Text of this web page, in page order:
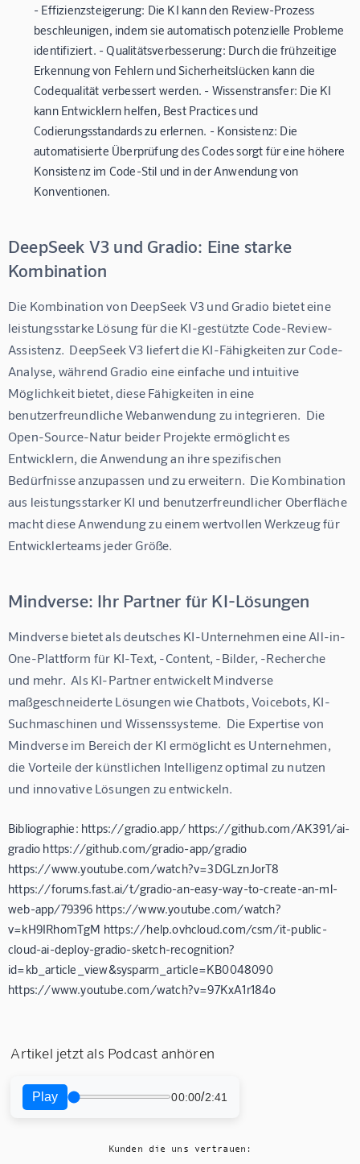
- Effizienzsteigerung: Die KI kann den Review-Prozess
beschleunigen, indem sie automatisch potenzielle Probleme
identifiziert. - Qualitätsverbesserung: Durch die frühzeitige
Erkennung von Fehlern und Sicherheitslücken kann die
Codequalität verbessert werden. - Wissenstransfer: Die KI
kann Entwicklern helfen, Best Practices und
Codierungsstandards zu erlernen. - Konsistenz: Die
automatisierte Überprüfung des Codes sorgt für eine höhere
Konsistenz im Code-Stil und in der Anwendung von
Konventionen.
DeepSeek V3 und Gradio: Eine starke
Kombination
Die Kombination von DeepSeek V3 und Gradio bietet eine
leistungsstarke Lösung für die KI-gestützte Code-Review-
Assistenz.  DeepSeek V3 liefert die KI-Fähigkeiten zur Code-
Analyse, während Gradio eine einfache und intuitive
Möglichkeit bietet, diese Fähigkeiten in eine
benutzerfreundliche Webanwendung zu integrieren.  Die
Open-Source-Natur beider Projekte ermöglicht es
Entwicklern, die Anwendung an ihre spezifischen
Bedürfnisse anzupassen und zu erweitern.  Die Kombination
aus leistungsstarker KI und benutzerfreundlicher Oberfläche
macht diese Anwendung zu einem wertvollen Werkzeug für
Entwicklerteams jeder Größe.
Mindverse: Ihr Partner für KI-Lösungen
Mindverse bietet als deutsches KI-Unternehmen eine All-in-
One-Plattform für KI-Text, -Content, -Bilder, -Recherche
und mehr.  Als KI-Partner entwickelt Mindverse
maßgeschneiderte Lösungen wie Chatbots, Voicebots, KI-
Suchmaschinen und Wissenssysteme.  Die Expertise von
Mindverse im Bereich der KI ermöglicht es Unternehmen,
die Vorteile der künstlichen Intelligenz optimal zu nutzen
und innovative Lösungen zu entwickeln.
Bibliographie: https://gradio.app/ https://github.com/AK391/ai-
gradio https://github.com/gradio-app/gradio
https://www.youtube.com/watch?v=3DGLznJorT8
https://forums.fast.ai/t/gradio-an-easy-way-to-create-an-ml-
web-app/79396 https://www.youtube.com/watch?
v=kH9IRhomTgM https://help.ovhcloud.com/csm/it-public-
cloud-ai-deploy-gradio-sketch-recognition?
id=kb_article_view&sysparm_article=KB0048090
https://www.youtube.com/watch?v=97KxA1r184o
Artikel jetzt als Podcast anhören
Play 00:00/2:41
Kunden die uns vertrauen: